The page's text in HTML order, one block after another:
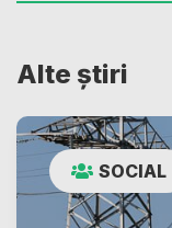
Alte știri
SOCIAL